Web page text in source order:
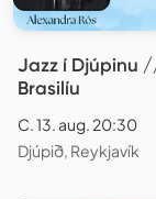
Jazz í Djúpinu
Brasilíu
C. 13. aug. 20:30
Djúpið, Reykjavík